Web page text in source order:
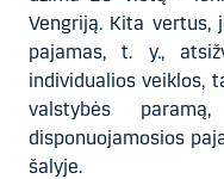
Vengriją. Kita vertus,
pajamas, t. y.,
individualios veiklos,
valstybės
disponuojamosios
šalyje.